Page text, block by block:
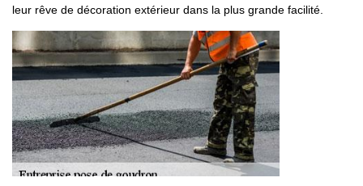
leur rêve de décoration extérieur dans la plus grande facilité.